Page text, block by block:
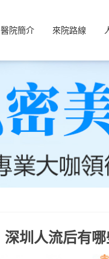
醫院簡介 來院路線
深圳人流后有